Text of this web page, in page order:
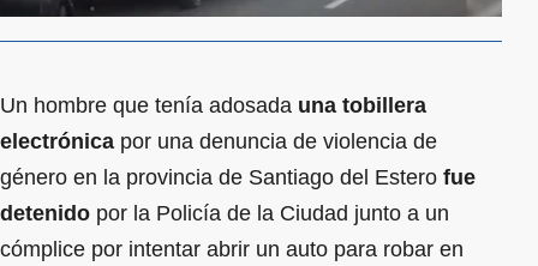
Un hombre que tenía adosada una tobillera
electrónica por una denuncia de violencia de
género en la provincia de Santiago del Estero fue
detenido por la Policía de la Ciudad junto a un
cómplice por intentar abrir un auto para robar en